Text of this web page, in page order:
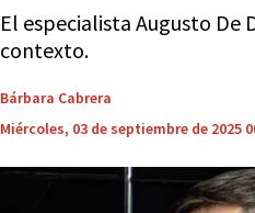
El especialista Augusto De
contexto.
Bárbara Cabrera
Miércoles, 03 de septiembre de 2025